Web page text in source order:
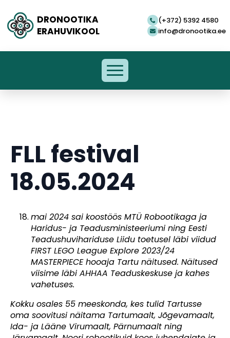
DRONOOTIKA
ERAHUVIKOOL
(+372) 5392 4580
info@dronootika.ee
FLL festival
18.05.2024
mai 2024 sai koostöös MTÜ Robootikaga ja
Haridus- ja Teadusministeeriumi ning Eesti
Teadushuvihariduse Liidu toetusel läbi viidud
FIRST LEGO League Explore 2023/24
MASTERPIECE hooaja Tartu näitused. Näitused
viisime läbi AHHAA Teaduskeskuse ja kahes
vahetuses.
Kokku osales 55 meeskonda, kes tulid Tartusse
oma soovitusi näitama Tartumaalt, Jõgevamaalt,
Ida- ja Lääne Virumaalt, Pärnumaalt ning